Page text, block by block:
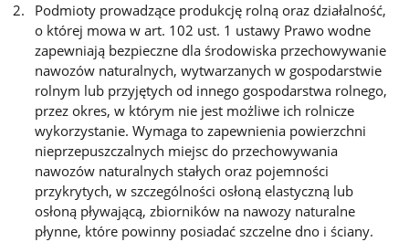
Podmioty prowadzące produkcję rolną oraz działalność,
o której mowa w art. 102 ust. 1 ustawy Prawo wodne
zapewniają bezpieczne dla środowiska przechowywanie
nawozów naturalnych, wytwarzanych w gospodarstwie
rolnym lub przyjętych od innego gospodarstwa rolnego,
przez okres, w którym nie jest możliwe ich rolnicze
wykorzystanie. Wymaga to zapewnienia powierzchni
nieprzepuszczalnych miejsc do przechowywania
nawozów naturalnych stałych oraz pojemności
przykrytych, w szczególności osłoną elastyczną lub
osłoną pływającą, zbiorników na nawozy naturalne
płynne, które powinny posiadać szczelne dno i ściany.